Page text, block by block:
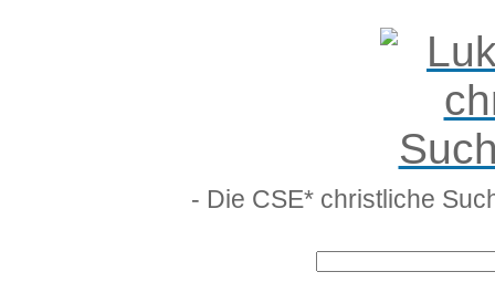
- Die CSE* christliche